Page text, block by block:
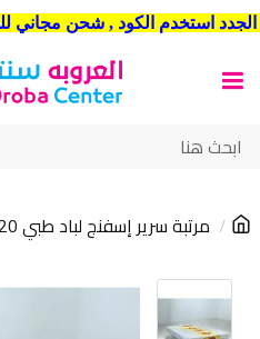
شحن مجاني للطلبات فوق 499رس داخل الرياض . وشحن
مرتبة سرير إسفنج لباد طبي 20سم 2×2سم